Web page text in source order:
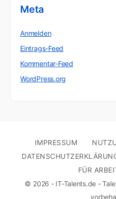
Meta
Anmelden
Eintrags-Feed
Kommentar-Feed
WordPress.org
IMPRESSUM
FÜR
© 2026 - IT-Talents.de -